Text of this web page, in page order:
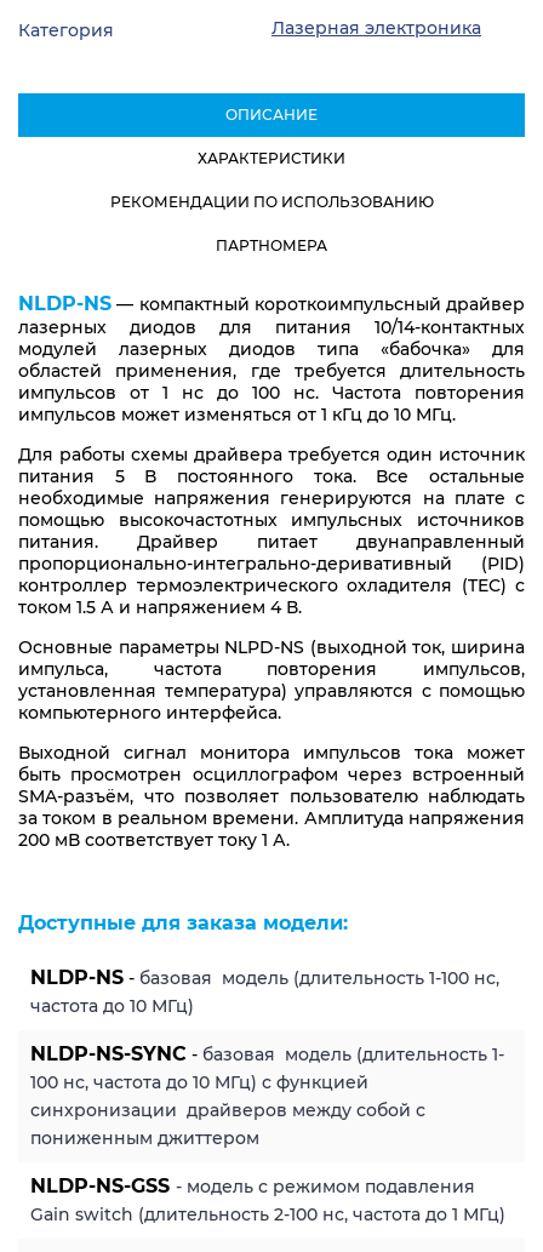
Категория Лазерная электроника
ОПИСАНИЕ
ХАРАКТЕРИСТИКИ
РЕКОМЕНДАЦИИ ПО ИСПОЛЬЗОВАНИЮ
ПАРТНОМЕРА
NLDP-NS — компактный короткоимпульсный драйвер
лазерных диодов для питания 10/14-контактных
модулей лазерных диодов типа «бабочка» для
областей применения, где требуется длительность
импульсов от 1 нс до 100 нс. Частота повторения
импульсов может изменяться от 1 кГц до 10 МГц.
Для работы схемы драйвера требуется один источник
питания 5 В постоянного тока. Все остальные
необходимые напряжения генерируются на плате с
помощью высокочастотных импульсных источников
питания. Драйвер питает двунаправленный
пропорционально-интегрально-деривативный (PID)
контроллер термоэлектрического охладителя (TEC) с
током 1.5 А и напряжением 4 В.
Основные параметры NLPD-NS (выходной ток, ширина
импульса, частота повторения импульсов,
установленная температура) управляются с помощью
компьютерного интерфейса.
Выходной сигнал монитора импульсов тока может
быть просмотрен осциллографом через встроенный
SMA-разъём, что позволяет пользователю наблюдать
за током в реальном времени. Амплитуда напряжения
200 мВ соответствует току 1 А.
Доступные для заказа модели:
NLDP-NS - базовая модель (длительность 1-100 нс,
частота до 10 МГц)
NLDP-NS-SYNC - базовая модель (длительность 1-
100 нс, частота до 10 МГц) с функцией
синхронизации драйверов между собой с
пониженным джиттером
NLDP-NS-GSS - модель с режимом подавления
Gain switch (длительность 2-100 нс, частота до 1 МГц)